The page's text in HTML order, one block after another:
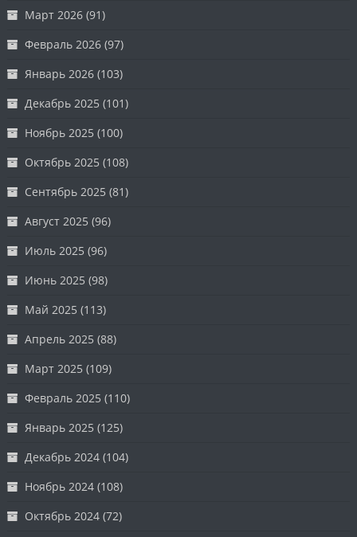
Март 2026 (91)
Февраль 2026 (97)
Январь 2026 (103)
Декабрь 2025 (101)
Ноябрь 2025 (100)
Октябрь 2025 (108)
Сентябрь 2025 (81)
Август 2025 (96)
Июль 2025 (96)
Июнь 2025 (98)
Май 2025 (113)
Апрель 2025 (88)
Март 2025 (109)
Февраль 2025 (110)
Январь 2025 (125)
Декабрь 2024 (104)
Ноябрь 2024 (108)
Октябрь 2024 (72)